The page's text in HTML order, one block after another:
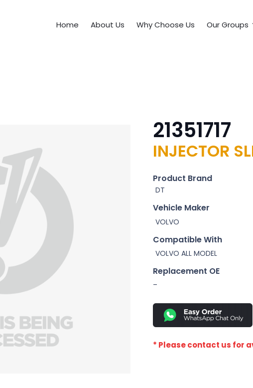
Home About Us Why Choose Us Our Groups
21351717
INJECTOR
Product Brand
DT
Vehicle Maker
VOLVO
Compatible With
VOLVO ALL MODEL
Replacement OE
–
* Please contact us for